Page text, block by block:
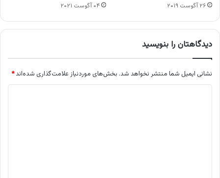
۲۶ آگوست ۲۰۱۹ ۰۴ آگوست ۲۰۲۱
دیدگاهتان را بنویسید
نشانی ایمیل شما منتشر نخواهد شد. بخش‌های موردنیاز علامت‌گذاری شده‌اند*